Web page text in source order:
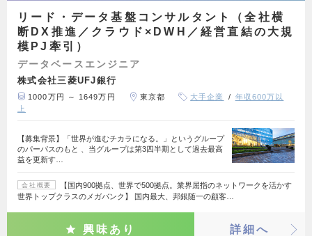
リード・データ基盤コンサルタント（全社横
断DX推進／クラウド×DWH／経営直結の大規
模PJ牽引）
データベースエンジニア
株式会社三菱UFJ銀行
1000万円 ～ 1649万円 東京都 大手企業
年収600万以
上
【募集背景】「世界が進むチカラになる。」というグループ
のパーパスのもと 、当グループは第3四半期として過去最高
益を更新す…
会社概要
【国内900拠点、世界で500拠点。業界屈指のネットワークを活かす
世界トップクラスのメガバンク】 国内最大、邦銀随一の顧客…
興味あり 詳細へ